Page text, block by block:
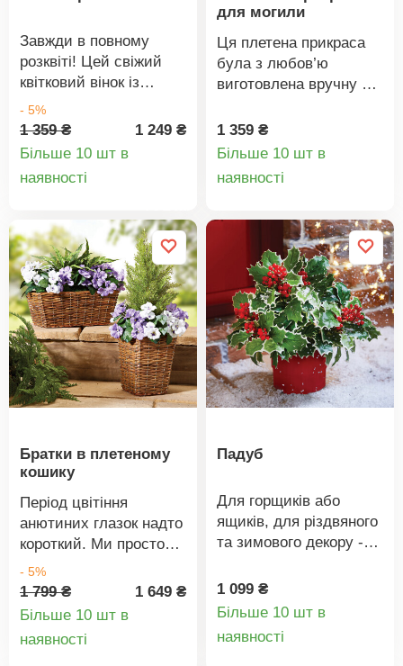
Завжди в повному
розквіті! Цей свіжий
квітковий вінок із
шифоновою стрічкою
та 10 світлодіодами
завжди привертає
батарейок типу AA, 1,5
комплекту).
- 5%
1 359 ₴
1 249 ₴
Більше 10 шт в
наявності
для могили
Ця плетена прикраса
була з любов’ю
виготовлена вручну та
справжніми ялиновими
шишками. Кожна з цих
могили — унікальний
зашкодить навіть
мороз. Ручна робота.
1 359 ₴
Більше 10 шт в
наявності
Братки в плетеному
кошику
Період цвітіння
анютиних глазок надто
короткий. Ми просто
продовжили його. Наші
анютині глазки цвітуть
у цих плетених
кольорах, не відрізнити
- 5%
1 799 ₴
1 649 ₴
Більше 10 шт в
наявності
Падуб
Для горщиків або
ящиків, для різдвяного
та зимового декору -
морозостійкий. Не
потребує
потребує догляду.
1 099 ₴
Більше 10 шт в
наявності